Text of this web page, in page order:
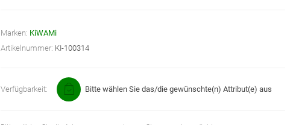
Marken: KiWAMi
Artikelnummer: KI-100314
Verfügbarkeit: Bitte wählen Sie das/die gewünschte(n) Attribut(e) aus